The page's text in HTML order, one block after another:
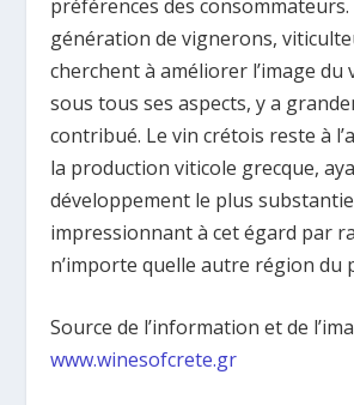
préférences des
génération de vignerons,
cherchent à améliorer l’image du
sous tous ses aspects, y a
contribué. Le vin crétois reste à
la production viticole grecque,
développement le plus
impressionnant à cet égard par
n’importe quelle autre région du
Source de l’information et de
www.winesofcrete.gr